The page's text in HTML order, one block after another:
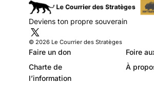
Nord vient
constitution le
automatique
nucléaire, en
représaille
Deviens ton propre souverain
© 2026 Le Courrier des Stratèges
Faire un don
Foire
Charte de
l’information
À